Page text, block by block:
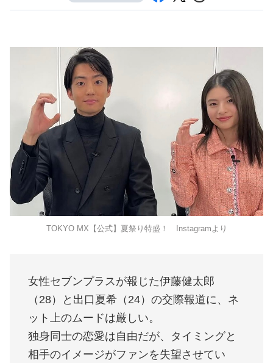
TOKYO MX【公式】夏祭り特盛！ Instagramより
女性セブンプラスが報じた伊藤健太郎
（28）と出口夏希（24）の交際報道に、ネ
ット上のムードは厳しい。
独身同士の恋愛は自由だが、タイミングと
相手のイメージがファンを失望させてい